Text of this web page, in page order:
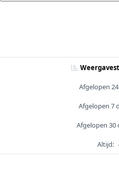
Afgelopen
Afgelopen 7
Afgelopen 30
Altijd: